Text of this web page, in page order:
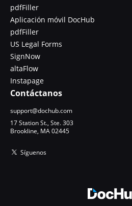
pdfFiller
Aplicación móvil DocHub
pdfFiller
US Legal Forms
SignNow
altaFlow
Instapage
Contáctanos
support@dochub.com
17 Station St., Ste. 303
Brookline, MA 02445
Síguenos